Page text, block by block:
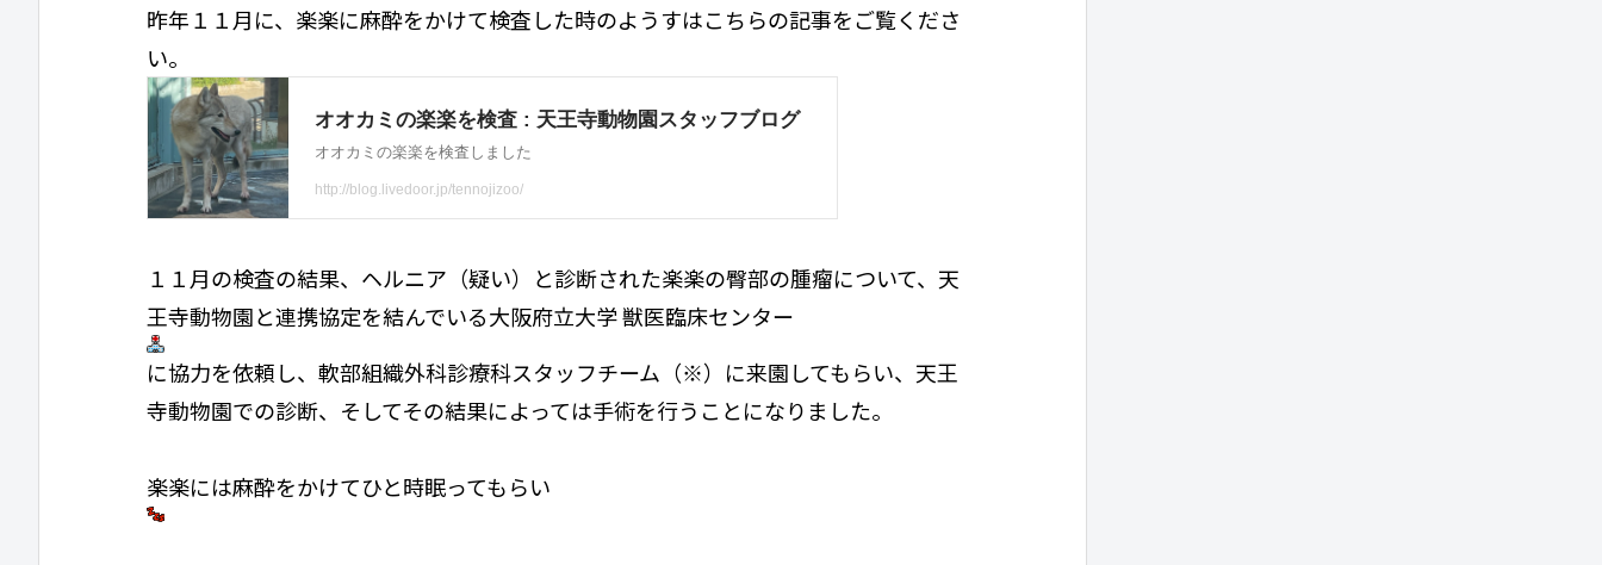
昨年１１月に、楽楽に麻酔をかけて検査した時のようすはこちらの記事をご覧くださ
い。
１１月の検査の結果、ヘルニア（疑い）と診断された楽楽の臀部の腫瘤について、天
王寺動物園と連携協定を結んでいる大阪府立大学 獣医臨床センター
に協力を依頼し、軟部組織外科診療科スタッフチーム（※）に来園してもらい、天王
寺動物園での診断、そしてその結果によっては手術を行うことになりました。
楽楽には麻酔をかけてひと時眠ってもらい